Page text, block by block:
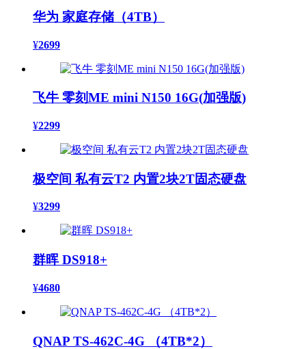
华为 家庭存储（4TB）
¥2699
飞牛 零刻ME mini N150 16G(加强版)
¥2299
极空间 私有云T2 内置2块2T固态硬盘
¥3299
群晖 DS918+
¥4680
QNAP TS-462C-4G （4TB*2）